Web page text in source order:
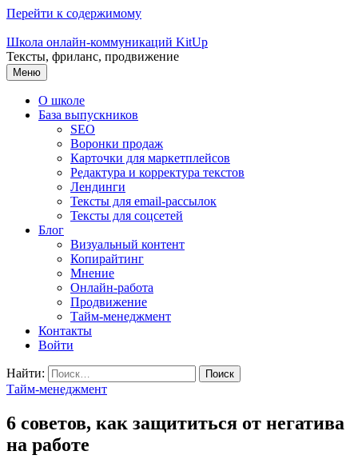
Перейти к содержимому
Школа онлайн-коммуникаций KitUp
Тексты, фриланс, продвижение
Меню
О школе
База выпускников
SEO
Воронки продаж
Карточки для маркетплейсов
Редактура и корректура текстов
Лендинги
Тексты для email-рассылок
Тексты для соцсетей
Блог
Визуальный контент
Копирайтинг
Мнение
Онлайн-работа
Продвижение
Тайм-менеджмент
Контакты
Войти
Найти:
Тайм-менеджмент
6 советов, как защититься от негатива
на работе